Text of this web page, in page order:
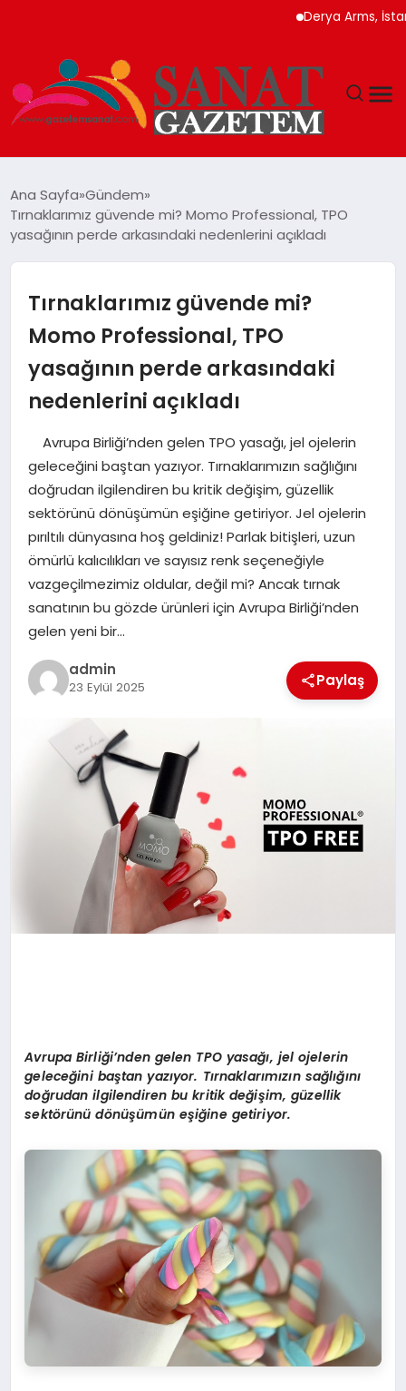
Derya Arms, İstanbul
TEKNOLOJI
YAŞAM
SAĞLIK
DÜNYA
EĞITIM
Ana Sayfa Gündem
Tırnaklarımız güvende mi? Momo Professional, TPO
yasağının perde arkasındaki nedenlerini açıkladı
Tırnaklarımız güvende mi?
Momo Professional, TPO
yasağının perde arkasındaki
nedenlerini açıkladı
Avrupa Birliği’nden gelen TPO yasağı, jel ojelerin
geleceğini baştan yazıyor. Tırnaklarımızın sağlığını
doğrudan ilgilendiren bu kritik değişim, güzellik
sektörünü dönüşümün eşiğine getiriyor. Jel ojelerin
pırıltılı dünyasına hoş geldiniz! Parlak bitişleri, uzun
ömürlü kalıcılıkları ve sayısız renk seçeneğiyle
vazgeçilmezimiz oldular, değil mi? Ancak tırnak
sanatının bu gözde ürünleri için Avrupa Birliği’nden
gelen yeni bir…
admin
23 Eylül 2025 Paylaş
Avrupa Birliği’nden gelen TPO yasağı, jel ojelerin
geleceğini baştan yazıyor. Tırnaklarımızın sağlığını
doğrudan ilgilendiren bu kritik değişim, güzellik
sektörünü dönüşümün eşiğine getiriyor.